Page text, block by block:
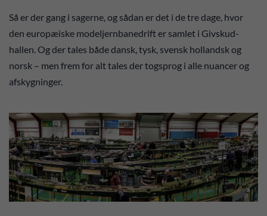
Så er der gang i sagerne, og sådan er det i de tre dage, hvor
den europæiske modeljernbanedrift er samlet i Givskud-
hallen. Og der tales både dansk, tysk, svensk hollandsk og
norsk – men frem for alt tales der togsprog i alle nuancer og
afskygninger.